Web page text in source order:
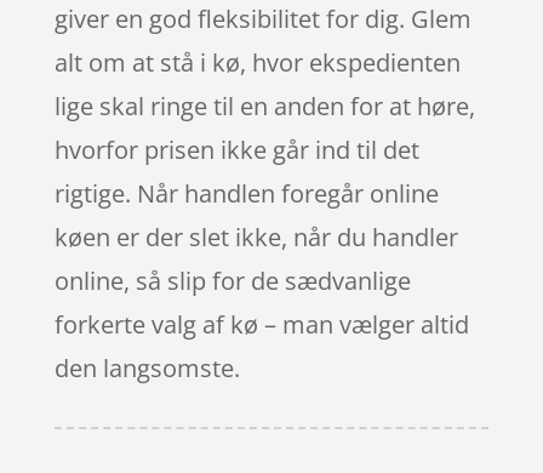
giver en god fleksibilitet for dig. Glem
alt om at stå i kø, hvor ekspedienten
lige skal ringe til en anden for at høre,
hvorfor prisen ikke går ind til det
rigtige. Når handlen foregår online
køen er der slet ikke, når du handler
online, så slip for de sædvanlige
forkerte valg af kø – man vælger altid
den langsomste.